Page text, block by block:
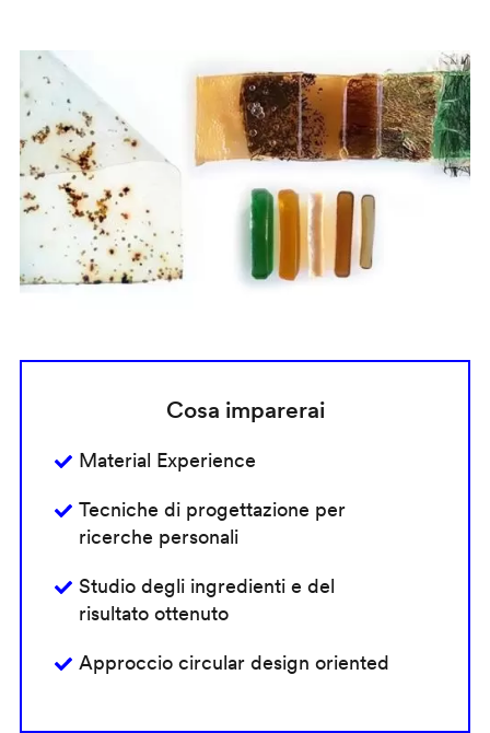
Cosa imparerai
Material Experience
Tecniche di progettazione per
ricerche personali
Studio degli ingredienti e del
risultato ottenuto
Approccio circular design oriented